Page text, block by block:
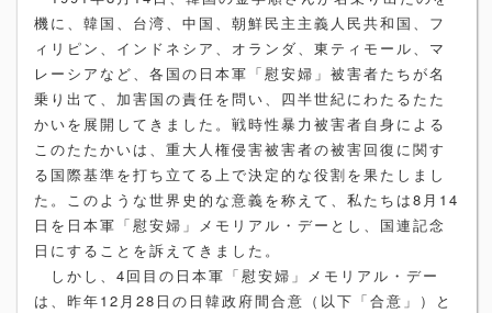
機に、韓国、台湾、中国、朝鮮民主主義人民共和国、フ
ィリピン、インドネシア、オランダ、東ティモール、マ
レーシアなど、各国の日本軍「慰安婦」被害者たちが名
乗り出て、加害国の責任を問い、四半世紀にわたるたた
かいを展開してきました。戦時性暴力被害者自身による
このたたかいは、重大人権侵害被害者の被害回復に関す
る国際基準を打ち立てる上で決定的な役割を果たしまし
た。このような世界史的な意義を称えて、私たちは8月14
日を日本軍「慰安婦」メモリアル・デーとし、国連記念
日にすることを訴えてきました。
しかし、4回目の日本軍「慰安婦」メモリアル・デー
は、昨年12月28日の日韓政府間合意（以下「合意」）と